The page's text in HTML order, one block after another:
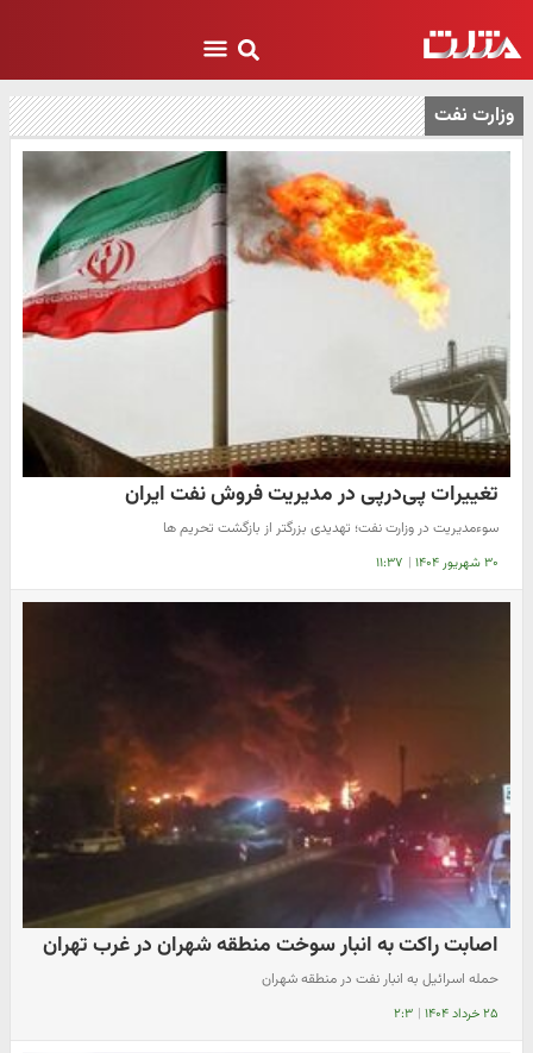
وزارت نفت
تغییرات پی‌درپی در مدیریت فروش نفت ایران
سوءمدیریت در وزارت نفت؛ تهدیدی بزرگتر از بازگشت تحریم ها
۳۰ شهریور ۱۴۰۴ | ۱۱:۳۷
اصابت راکت به انبار سوخت منطقه‌ شهران در غرب تهران
حمله اسرائیل به انبار نفت در منطقه شهران
۲۵ خرداد ۱۴۰۴ | ۲:۳